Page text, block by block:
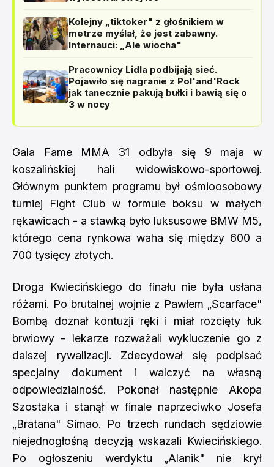
Kolejny „tiktoker" z głośnikiem w
metrze myślał, że jest zabawny.
Internauci: „Ale wiocha"
Pracownicy Lidla podbijają sieć.
Pojawiło się nagranie z Pol'and'Rock
jak tanecznie pakują bułki i bawią się o
3 w nocy
Gala Fame MMA 31 odbyła się 9 maja w
koszalińskiej hali widowiskowo-sportowej.
Głównym punktem programu był ośmioosobowy
turniej Fight Club w formule boksu w małych
rękawicach - a stawką było luksusowe BMW M5,
którego cena rynkowa waha się między 600 a
700 tysięcy złotych.
Droga Kwiecińskiego do finału nie była usłana
różami. Po brutalnej wojnie z Pawłem „Scarface"
Bombą doznał kontuzji ręki i miał rozcięty łuk
brwiowy - lekarze rozważali wykluczenie go z
dalszej rywalizacji. Zdecydował się podpisać
specjalny dokument i walczyć na własną
odpowiedzialność. Pokonał następnie Akopa
Szostaka i stanął w finale naprzeciwko Josefa
„Bratana" Simao. Po trzech rundach sędziowie
niejednogłośną decyzją wskazali Kwiecińskiego.
Po ogłoszeniu werdyktu „Alanik" nie krył